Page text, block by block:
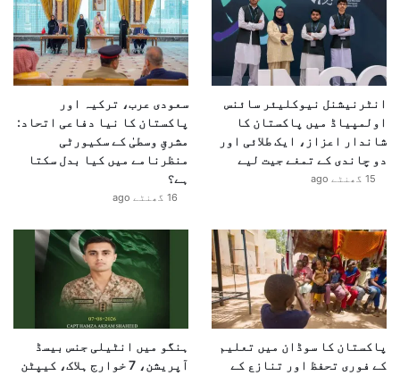
انٹرنیشنل نیوکلیئر سائنس
اولمپیاڈ میں پاکستان کا
شاندار اعزاز، ایک طلائی اور
دو چاندی کے تمغے جیت لیے
15 گھنٹے ago
سعودی عرب، ترکیہ اور
پاکستان کا نیا دفاعی اتحاد:
مشرقِ وسطیٰ کے سکیورٹی
منظرنامے میں کیا بدل سکتا
ہے؟
16 گھنٹے ago
پاکستان کا سوڈان میں تعلیم
کے فوری تحفظ اور تنازع کے
ہنگو میں انٹیلی جنس بیسڈ
آپریشن، 7 خوارج ہلاک، کیپٹن